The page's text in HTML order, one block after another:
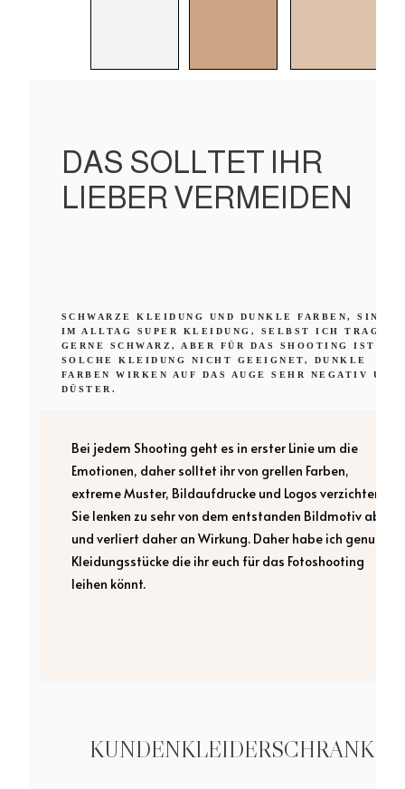
DAS SOLLTET IHR
LIEBER VERMEIDEN
Bei jedem Shooting geht es in erster Linie um die
Emotionen, daher solltet ihr von grellen Farben,
extreme Muster, Bildaufdrucke und Logos verzichten.
Sie lenken zu sehr von dem entstanden Bildmotiv ab
und verliert daher an Wirkung. Daher habe ich genug
Kleidungsstücke die ihr euch für das Fotoshooting
leihen könnt.
SCHWARZE KLEIDUNG UND DUNKLE FARBEN, SIND
IM ALLTAG SUPER KLEIDUNG, SELBST ICH TRAGE
GERNE SCHWARZ, ABER FÜR DAS SHOOTING IST
SOLCHE KLEIDUNG NICHT GEEIGNET, DUNKLE
FARBEN WIRKEN AUF DAS AUGE SEHR NEGATIV UND
DÜSTER.
KUNDENKLEIDERSCHRANK